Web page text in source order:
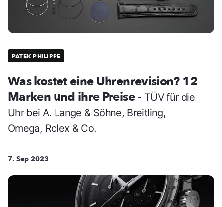
PATEK PHILIPPE
Was kostet eine Uhrenrevision? 12
Marken und ihre Preise - TÜV für die
Uhr bei A. Lange & Söhne, Breitling,
Omega, Rolex & Co.
7. Sep 2023